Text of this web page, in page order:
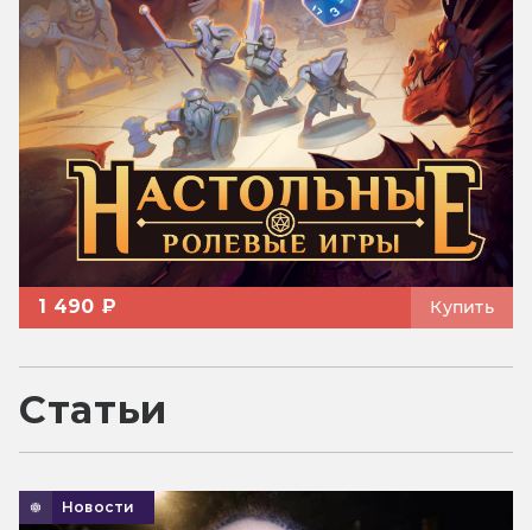
1 490 ₽ Купить
Статьи
Новости